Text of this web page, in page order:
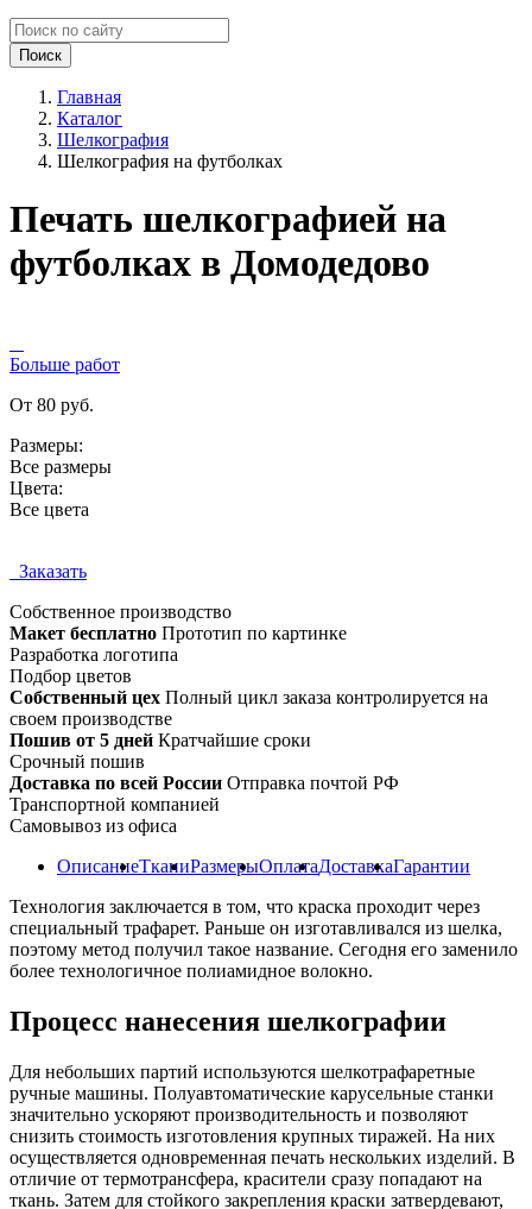
Поиск
Главная
Каталог
Шелкография
Шелкография на футболках
Печать шелкографией на
футболках в Домодедово
Больше работ
От 80 руб.
Размеры:
Все размеры
Цвета:
Все цвета
Заказать
Собственное производство
Макет бесплатно Прототип по картинке
Разработка логотипа
Подбор цветов
Собственный цех Полный цикл заказа контролируется на
своем производстве
Пошив от 5 дней Кратчайшие сроки
Срочный пошив
Доставка по всей России Отправка почтой РФ
Транспортной компанией
Самовывоз из офиса
ОписаниеТканиРазмерыОплатаДоставкаГарантии
Технология заключается в том, что краска проходит через
специальный трафарет. Раньше он изготавливался из шелка,
поэтому метод получил такое название. Сегодня его заменило
более технологичное полиамидное волокно.
Процесс нанесения шелкографии
Для небольших партий используются шелкотрафаретные
ручные машины. Полуавтоматические карусельные станки
значительно ускоряют производительность и позволяют
снизить стоимость изготовления крупных тиражей. На них
осуществляется одновременная печать нескольких изделий. В
отличие от термотрансфера, красители сразу попадают на
ткань. Затем для стойкого закрепления краски затвердевают,